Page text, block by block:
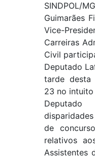
Guimarães
Vice-
Carreiras
Civil
Deputado
tarde desta
23 no
de
relativos
Assistentes